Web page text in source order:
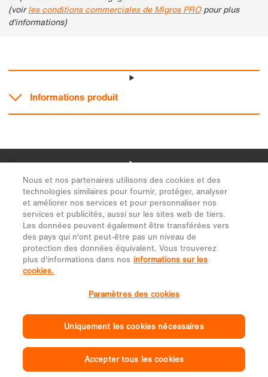
Nous et nos partenaires utilisons des cookies et des
technologies similaires pour fournir, protéger, analyser
et améliorer nos services et pour personnaliser nos
services et publicités, aussi sur les sites web de tiers.
Les données peuvent également être transférées vers
des pays qui n'ont peut-être pas un niveau de
protection des données équivalent. Vous trouverez
plus d'informations dans nos informations sur les
cookies.
Paramètres des cookies
Uniquement les cookies nécessaires
Accepter tous les cookies